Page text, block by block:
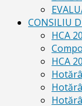
CONSILIU
HCA
HCA